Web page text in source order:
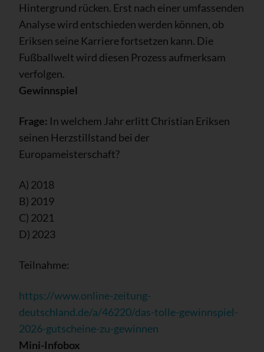
Hintergrund rücken. Erst nach einer umfassenden
Analyse wird entschieden werden können, ob
Eriksen seine Karriere fortsetzen kann. Die
Fußballwelt wird diesen Prozess aufmerksam
verfolgen.
Gewinnspiel
Frage: In welchem Jahr erlitt Christian Eriksen
seinen Herzstillstand bei der
Europameisterschaft?
A) 2018
B) 2019
C) 2021
D) 2023
Teilnahme:
https://www.online-zeitung-
deutschland.de/a/46220/das-tolle-gewinnspiel-
2026-gutscheine-zu-gewinnen
Mini-Infobox